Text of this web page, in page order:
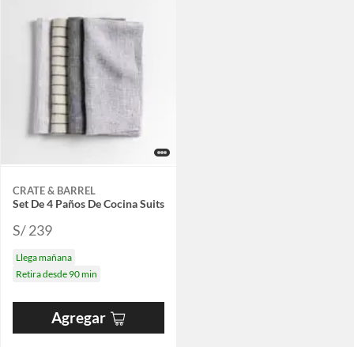
CRATE & BARREL
Set De 4 Paños De Cocina Suits
S/ 239
Llega mañana
Retira desde 90 min
Agregar